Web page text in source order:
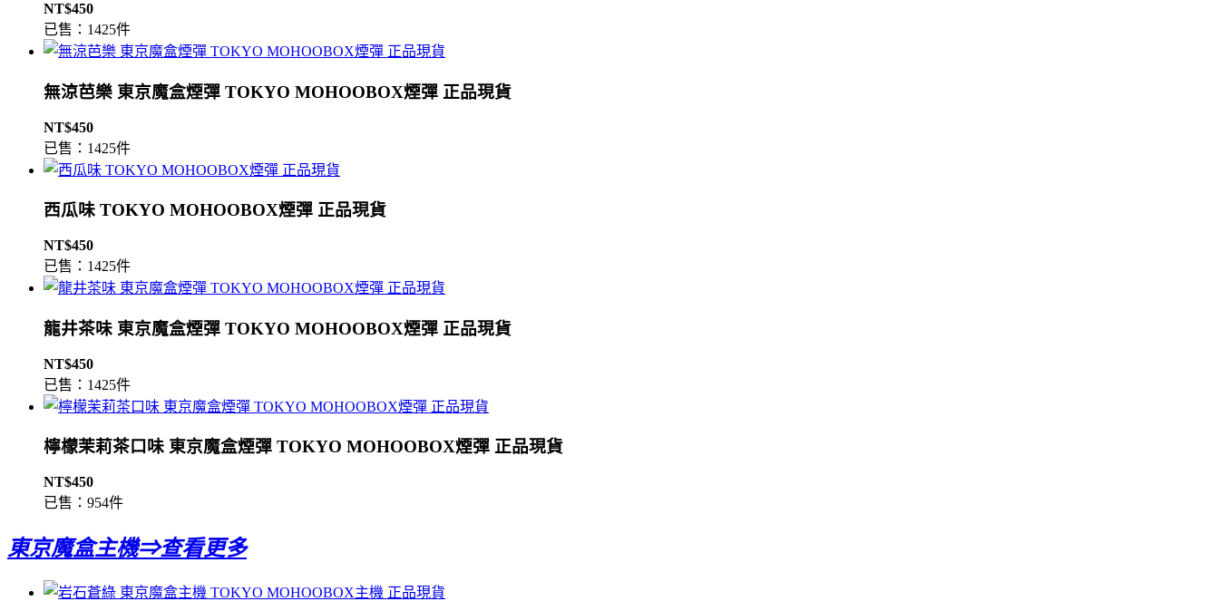
NT$450
已售：1425件
無涼芭樂 東京魔盒煙彈 TOKYO MOHOOBOX煙彈 正品現貨
NT$450
已售：1425件
西瓜味 TOKYO MOHOOBOX煙彈 正品現貨
NT$450
已售：1425件
龍井茶味 東京魔盒煙彈 TOKYO MOHOOBOX煙彈 正品現貨
NT$450
已售：1425件
檸檬茉莉茶口味 東京魔盒煙彈 TOKYO MOHOOBOX煙彈 正品現貨
NT$450
已售：954件
東京魔盒主機⇒查看更多